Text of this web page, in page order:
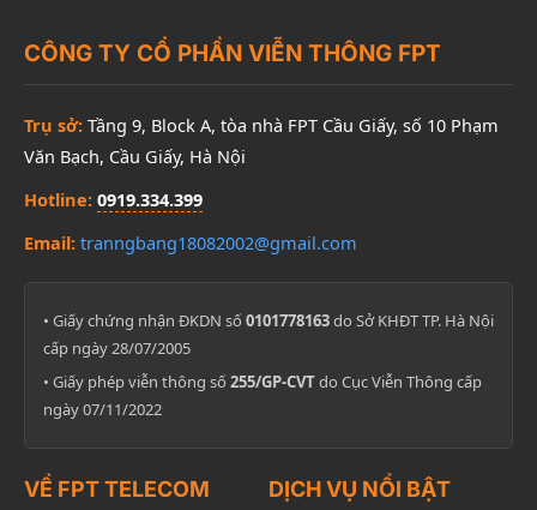
CÔNG TY CỔ PHẦN VIỄN THÔNG FPT
Trụ sở: Tầng 9, Block A, tòa nhà FPT Cầu Giấy, số 10 Phạm
Văn Bạch, Cầu Giấy, Hà Nội
Hotline: 0919.334.399
Email: tranngbang18082002@gmail.com
• Giấy chứng nhận ĐKDN số 0101778163do Sở KHĐT TP. Hà Nội
cấp ngày 28/07/2005
• Giấy phép viễn thông số 255/GP-CVTdo Cục Viễn Thông cấp
ngày 07/11/2022
VỀ FPT TELECOM DỊCH VỤ NỔI BẬT